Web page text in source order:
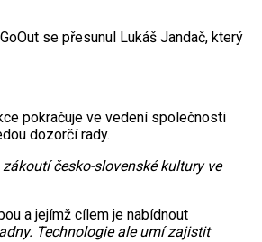
se přesunul Lukáš Jandač, který
pokračuje ve vedení společnosti
dozorčí rady.
česko-slovenské kultury ve
a jejímž cílem je nabídnout
Technologie ale umí zajistit